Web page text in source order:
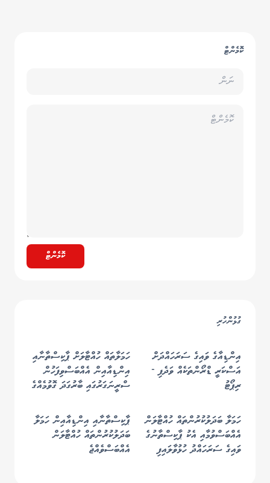
ކޮމެންޓް
ކޮމެންޓް
ގުޅުންހުރި
އިންޑިއާގެ ވައިގެ ސަރަހައްދަށް
އަސްކަރީ ޑްރޯންތަކެއް ވަދެފި -
ރިޕޯޓު
ހަމަލާތައް ހުއްޓާލަށް ޕާކިސްތާނާއި
އިންޑިއާއިން އެއްބަސްވިފަހުން
ސްރީނަގަރުގައި ބާރުގަދަ ގޮވުމެއްގެ
ހަމަލާ ބަދަލުކުރުންތައް ހުއްޓާލަން
އެއްބަސްވުމާއި އެކު ޕާކިސްތާނުގެ
ވައިގެ ސަރަހައްދު ހުޅުވާލައިފި
ޕާކިސްތާނާއި އިންޑިއާއިން ހަމަލާ
ބަދަލުކުރުންތައް ހުއްޓާލަން
އެއްބަސްވެއްޖެ